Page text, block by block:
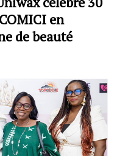
en
de beauté